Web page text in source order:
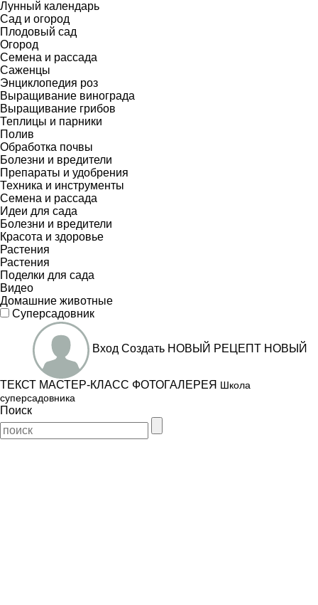
Лунный календарь
Сад и огород
Плодовый сад
Огород
Семена и рассада
Саженцы
Энциклопедия роз
Выращивание винограда
Выращивание грибов
Теплицы и парники
Полив
Обработка почвы
Болезни и вредители
Препараты и удобрения
Техника и инструменты
Семена и рассада
Идеи для сада
Болезни и вредители
Красота и здоровье
Растения
Растения
Поделки для сада
Видео
Домашние животные
Суперсадовник
Вход Создать НОВЫЙ РЕЦЕПТ НОВЫЙ
ТЕКСТ МАСТЕР-КЛАСС ФОТОГАЛЕРЕЯ Школа
суперсадовника
Поиск